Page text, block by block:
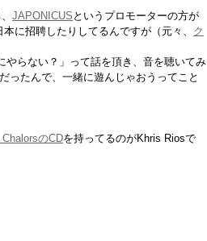
JAPONICUS というプロモーターの方が
に招聘したりしてるんですが（元々、 ク
やらない？」って話を頂き、音を聴いてみ
ったんで、一緒に遊んじゃおうってこと
ChalorsのCDを持ってるのがKhris Riosで